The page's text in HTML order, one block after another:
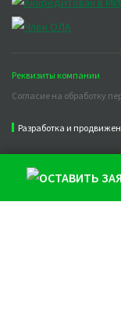
Реквизиты компании
Согласие на обработку
Разработка и